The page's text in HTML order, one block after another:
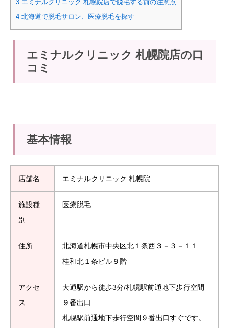
3 エミナルクリニック 札幌院店で脱毛する前の注意点
4 北海道で脱毛サロン、医療脱毛を探す
エミナルクリニック 札幌院店の口
コミ
基本情報
店舗名 エミナルクリニック 札幌院
施設種
別
医療脱毛
住所
北海道札幌市中央区北１条西３－３－１１
桂和北１条ビル９階
アクセ
ス
大通駅から徒歩3分/札幌駅前通地下歩行空間
９番出口
札幌駅前通地下歩行空間９番出口すぐです。